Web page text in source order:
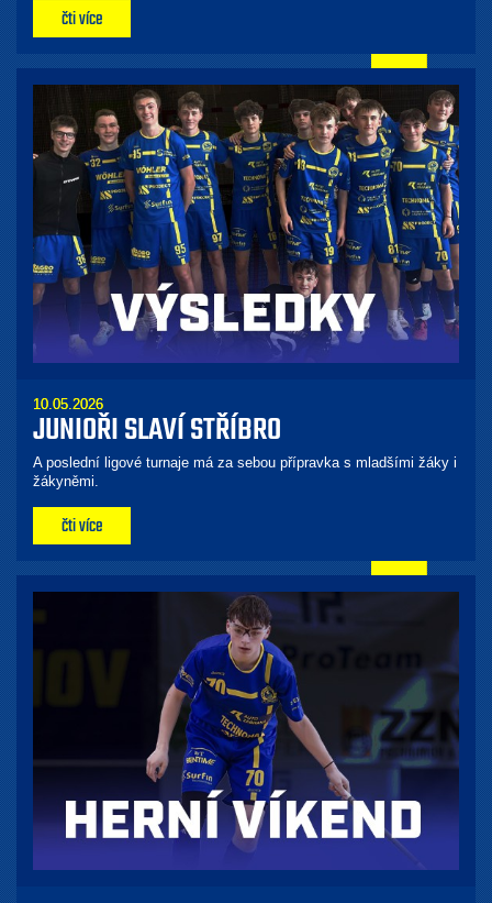
čti více
10.05.2026
JUNIOŘI SLAVÍ STŘÍBRO
A poslední ligové turnaje má za sebou přípravka s mladšími žáky i
žákyněmi.
čti více